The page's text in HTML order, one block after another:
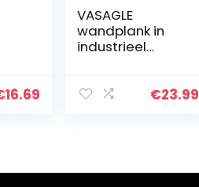
16.69
VASAGLE
wandplank in
industrieel
set van 3,
voor…
€23.99